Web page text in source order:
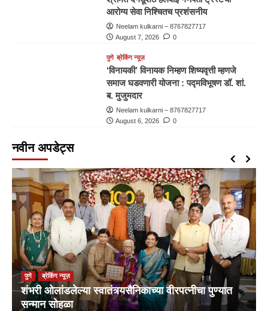
आरोग्य सेवा निश्चितच प्रशंसनीय
Neelam kulkarni – 8767827717
August 7, 2026
0
पुणे ब्रेकिंग न्यूज़
‘विनायकी’ विनायक निम्हण शिष्यवृत्ती म्हणजे
समाज घडवणारी योजना : पद्मविभूषण डॉ. शां.
ब. मुजुमदार
Neelam kulkarni – 8767827717
August 6, 2026
0
नवीन अपडेट्स
पुणे ब्रेकिंग न्यूज़
शंभरी ओलांडलेल्या स्वातंत्र्यसैनिकाच्या वीरपत्नीचा पुण्यात
सन्मान सोहळा